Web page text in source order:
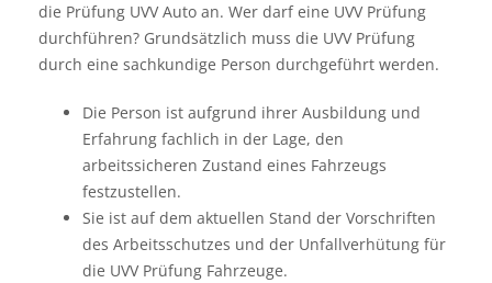
die Prüfung UVV Auto an. Wer darf eine UVV Prüfung
durchführen? Grundsätzlich muss die UVV Prüfung
durch eine sachkundige Person durchgeführt werden.
Die Person ist aufgrund ihrer Ausbildung und
Erfahrung fachlich in der Lage, den
arbeitssicheren Zustand eines Fahrzeugs
festzustellen.
Sie ist auf dem aktuellen Stand der Vorschriften
des Arbeitsschutzes und der Unfallverhütung für
die UVV Prüfung Fahrzeuge.